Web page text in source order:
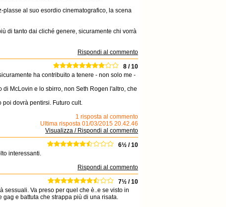
al suo esordio cinematografico, la scena
di tanto dai cliché genere, sicuramente chi vorrà
Rispondi al commento
8 / 10
ha contribuito a tenere - non solo me -
McLovin e lo sbirro, non Seth Rogen l'altro, che
dovrà pentirsi. Futuro cult.
1 risposta al commento
Ultima risposta 01/03/2015 20.42.46
Visualizza / Rispondi al commento
6½ / 10
interessanti.
Rispondi al commento
7½ / 10
sessuali. Va preso per quel che è..e se visto in
e battuta che strappa più di una risata.